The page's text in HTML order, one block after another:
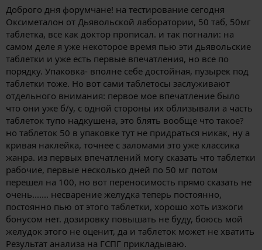
Доброго дня форумчане! на тестирование сегодня
Оксиметалон от Дьявольской лаборатории, 50 таб, 50мг
таблетка, все как доктор прописал. и так погнали: на
самом деле я уже некоторое время пью эти дьявольские
таблетки и уже есть первые впечатления, но все по
порядку. Упаковка- вполне себе достойная, пузырек под
таблетки тоже. Но вот сами таблетосы заслуживают
отдельного внимания: первое мое впечатление было
что они уже б/у, с одной стороны их облизывали а часть
таблеток тупо надкушена, это блять вообще что такое?
но таблеток 50 в упаковке тут не придраться никак, ну а
кривая наклейка, точнее с заломами это уже классика
жанра. из первых впечатлений могу сказать что таблетки
рабочие, первые несколько дней по 50 мг потом
перешел на 100, но вот переносимость прямо сказать не
очень....... несварение желудка теперь постоянно,
постоянно пью от этого таблетки, хорошо хоть изжоги
бонусом нет. дозировку повышать не буду, боюсь мой
желудок этого не оценит, да и таблеток может не хватить
Результат анализа на ГСПГ прикладываю.